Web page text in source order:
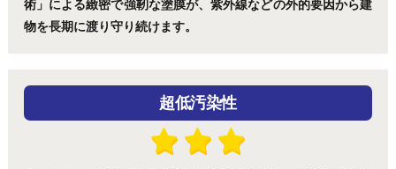
術」による緻密で強靭な塗膜が、紫外線などの外的要因から建
物を長期に渡り守り続けます。
超低汚染性